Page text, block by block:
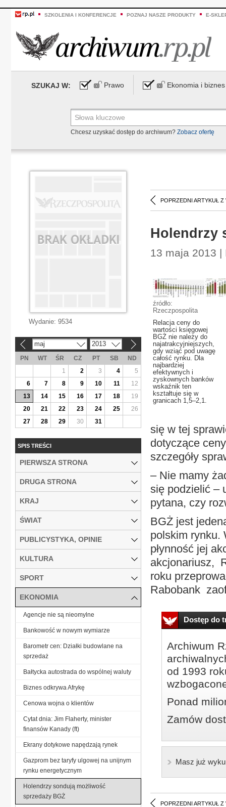
SZKOLENIA I KONFERENCJE POZNAJ NASZE PRODUKTY E-
SZUKAJ W: Prawo Ekonomia i biznes
Chcesz uzyskać dostęp do archiwum? Zobacz ofertę
POPRZEDNI ARTYKUŁ Z
Holendrzy
13 maja 2013
źródło:
Rzeczpospolita
Relacja ceny do
wartości księgowej
BGŻ nie należy do
najatrakcyjniejszych,
gdy wziąć pod uwagę
całość rynku. Dla
najbardziej
efektywnych i
zyskownych banków
wskaźnik ten
kształtuje się w
granicach 1,5–2,1.
się w tej
dotyczące
szczegóły
– Nie mamy
się podzielić –
pytana, czy
BGŻ jest
polskim rynku.
płynność jej
akcjonariusz,
roku
Rabobank
Dostęp do
Archiwum
od 1993
Ponad
Zamów
Masz już
POPRZEDNI ARTYKUŁ Z
Wydanie: 9534
maj 2013
PN WT ŚR CZ PT SB
ND
1
2 3 4
5
6
7 8 9 10 11
12
13
14 15 16 17 18
19
20
21 22 23 24 25
26
27
28 29 30 31
SPIS TREŚCI
PIERWSZA STRONA
DRUGA STRONA
KRAJ
ŚWIAT
PUBLICYSTYKA, OPINIE
KULTURA
SPORT
EKONOMIA
Agencje nie są nieomylne
Bankowość w nowym wymiarze
Barometr cen: Działki budowlane na
sprzedaż
Bałtycka autostrada do wspólnej waluty
Biznes odkrywa Afrykę
Cenowa wojna o klientów
Cytat dnia: Jim Flaherty, minister
finansów Kanady (ft)
Ekrany dotykowe napędzają rynek
Gazprom bez taryfy ulgowej na unijnym
rynku energetycznym
Holendrzy sondują możliwość
sprzedaży BGŻ